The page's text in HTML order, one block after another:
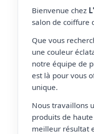
Bienvenue chez
salon de coiffure
Que vous
une couleur
notre équipe de
est là pour vous
unique.
Nous travaillons
produits de
meilleur résultat